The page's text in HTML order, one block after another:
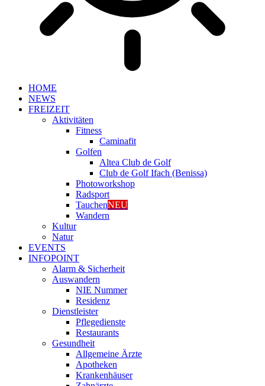
HOME
NEWS
FREIZEIT
Aktivitäten
Fitness
Caminafit
Golfen
Altea Club de Golf
Club de Golf Ifach (Benissa)
Photoworkshop
Radsport
TauchenNEU
Wandern
Kultur
Natur
EVENTS
INFOPOINT
Alarm & Sicherheit
Auswandern
NIE Nummer
Residenz
Dienstleister
Pflegedienste
Restaurants
Gesundheit
Allgemeine Ärzte
Apotheken
Krankenhäuser